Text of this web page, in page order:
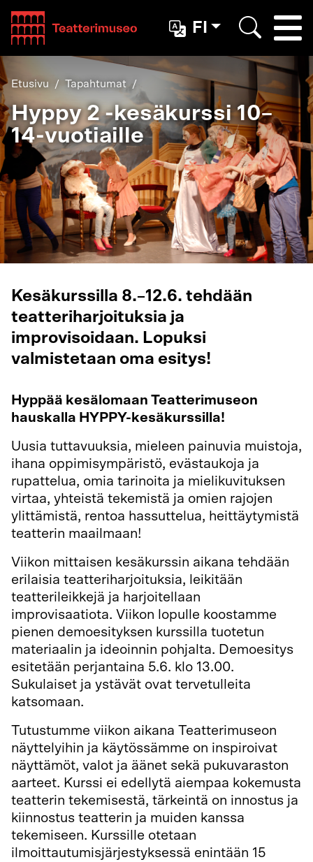
Teatterimuseo
FI
Etusivu Tapahtumat
Hyppy 2 -kesäkurssi 10–
14-vuotiaille
Kesäkurssilla 8.–12.6. tehdään
teatteriharjoituksia ja
improvisoidaan. Lopuksi
valmistetaan oma esitys!
Hyppää kesälomaan Teatterimuseon
hauskalla HYPPY-kesäkurssilla!
Uusia tuttavuuksia, mieleen painuvia muistoja,
ihana oppimisympäristö, evästaukoja ja
rupattelua, omia tarinoita ja mielikuvituksen
virtaa, yhteistä tekemistä ja omien rajojen
ylittämistä, rentoa hassuttelua, heittäytymistä
teatterin maailmaan!
Viikon mittaisen kesäkurssin aikana tehdään
erilaisia teatteriharjoituksia, leikitään
teatterileikkejä ja harjoitellaan
improvisaatiota. Viikon lopulle koostamme
pienen demoesityksen kurssilla tuotetun
materiaalin ja ideoinnin pohjalta. Demoesitys
esitetään perjantaina 5.6. klo 13.00.
Sukulaiset ja ystävät ovat tervetulleita
katsomaan.
Tutustumme viikon aikana Teatterimuseon
näyttelyihin ja käytössämme on inspiroivat
näyttämöt, valot ja äänet sekä pukuvaraston
aarteet. Kurssi ei edellytä aiempaa kokemusta
teatterin tekemisestä, tärkeintä on innostus ja
kiinnostus teatterin ja muiden kanssa
tekemiseen. Kurssille otetaan
ilmoittautumisjärjestyksessä enintään 15